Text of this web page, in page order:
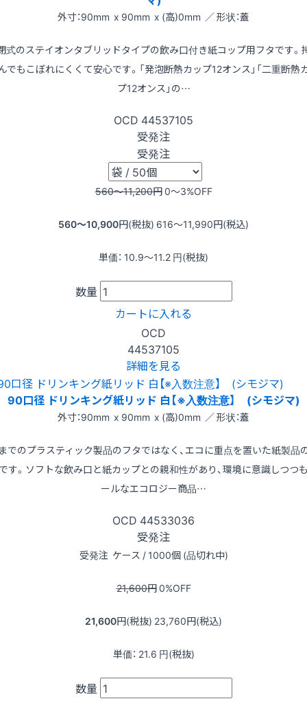
外寸：90mm x 90mm x (高)0mm ／ 形状：蓋
式のステイオンタブリッドタイプの飲み口付き紙コップ用フタです。
でもこぼれにくくて安心です。「発泡断熱カップ12オンス」「二重断熱
プ12オンス」の…
OCD 44537105
受発注
受発注
560〜11,200円0〜3%OFF
560〜10,900円(税抜) 616〜11,990円(税込)
単価： 10.9〜11.2 円(税抜)
数量
カートに入れる
OCD
44537105
詳細を見る
90口径 ドリンキング紙リッド 白【※入数注意】 (シモジマ)
外寸：90mm x 90mm x (高)0mm ／ 形状：蓋
でのプラスティック製品のフタではなく、エコに重点を置いた紙製品
す。ソフトな飲み口と紙カップとの親和性があり、環境に意識しつつ
ールなエコロジー商品…
OCD 44533036
受発注
受発注 ケース / 1000個 (品切れ中)
21,600円0%OFF
21,600円(税抜) 23,760円(税込)
単価： 21.6 円(税抜)
数量